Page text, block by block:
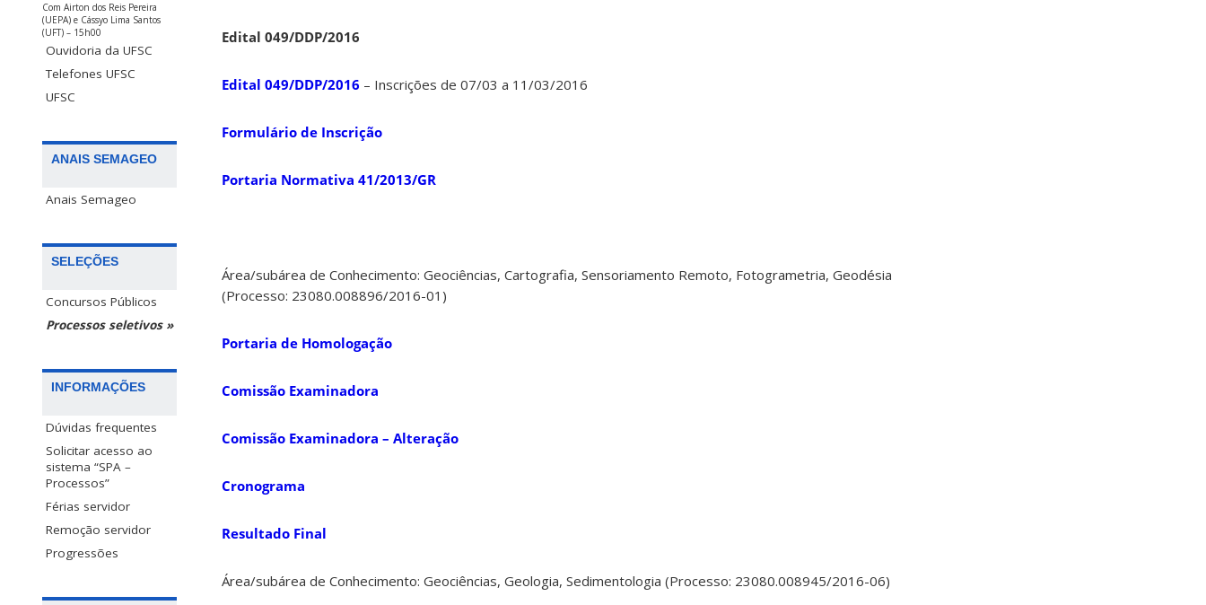
Com Airton dos Reis Pereira
(UEPA) e Cássyo Lima Santos
(UFT) – 15h00
Ouvidoria da UFSC
Telefones UFSC
UFSC
ANAIS SEMAGEO
Anais Semageo
SELEÇÕES
Concursos Públicos
Processos seletivos »
INFORMAÇÕES
Dúvidas frequentes
Solicitar acesso ao
sistema “SPA –
Processos”
Férias servidor
Remoção servidor
Progressões
Edital 049/DDP/2016
Edital 049/DDP/2016 – Inscrições de 07/03 a 11/03/2016
Formulário de Inscrição
Portaria Normativa 41/2013/GR
Área/subárea de Conhecimento: Geociências, Cartografia, Sensoriamento Remoto, Fotogrametria, Geodésia
(Processo: 23080.008896/2016-01)
Portaria de Homologação
Comissão Examinadora
Comissão Examinadora – Alteração
Cronograma
Resultado Final
Área/subárea de Conhecimento: Geociências, Geologia, Sedimentologia (Processo: 23080.008945/2016-06)